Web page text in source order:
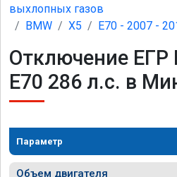
выхлопных газов
BMW
X5 E70 - 2007 -
Отключение ЕГР
E70 286 л.с. в
Параметр
Объем двигателя